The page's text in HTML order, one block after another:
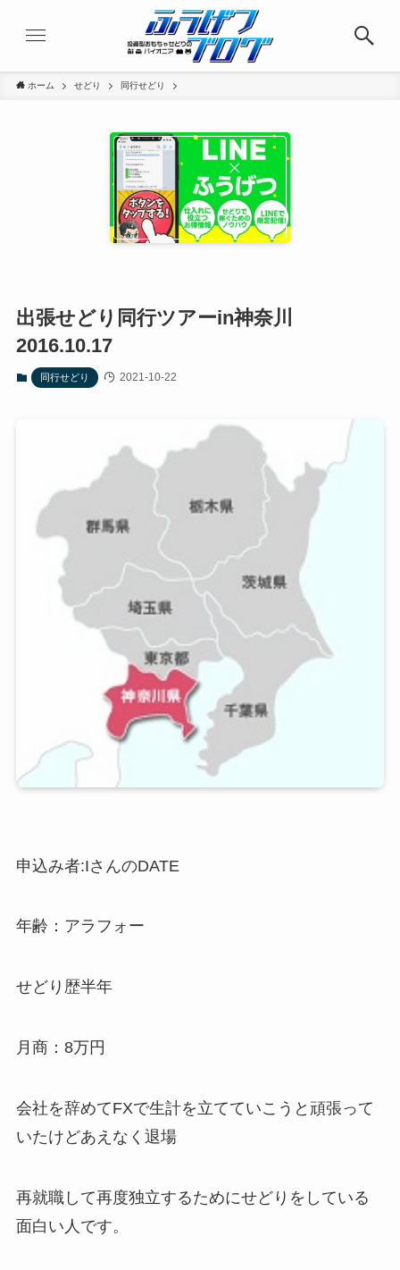
ホーム せどり 同行せどり
出張せどり同行ツアーin神奈川
2016.10.17
同行せどり 2021-10-22
申込み者:IさんのDATE
年齢：アラフォー
せどり歴半年
月商：8万円
会社を辞めてFXで生計を立てていこうと頑張って
いたけどあえなく退場
再就職して再度独立するためにせどりをしている
面白い人です。